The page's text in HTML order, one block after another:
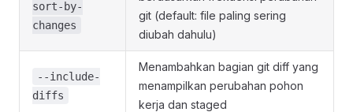
sort-by-
changes
git (default: file paling sering
diubah dahulu)
--include-
diffs
Menambahkan bagian git diff yang
menampilkan perubahan pohon
kerja dan staged